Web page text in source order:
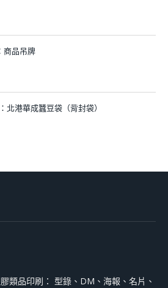
商品吊牌
北港華成蠶豆袋（背封袋）
類品印刷： 型錄、DM、海報、名片、